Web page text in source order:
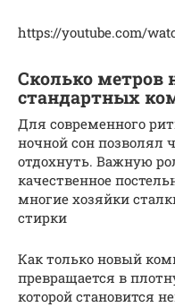
https://youtube.com/
Сколько метров
стандартных
Для современного
ночной сон позволял
отдохнуть. Важную
качественное
многие хозяйки
стирки
Как только новый
превращается в
которой становится